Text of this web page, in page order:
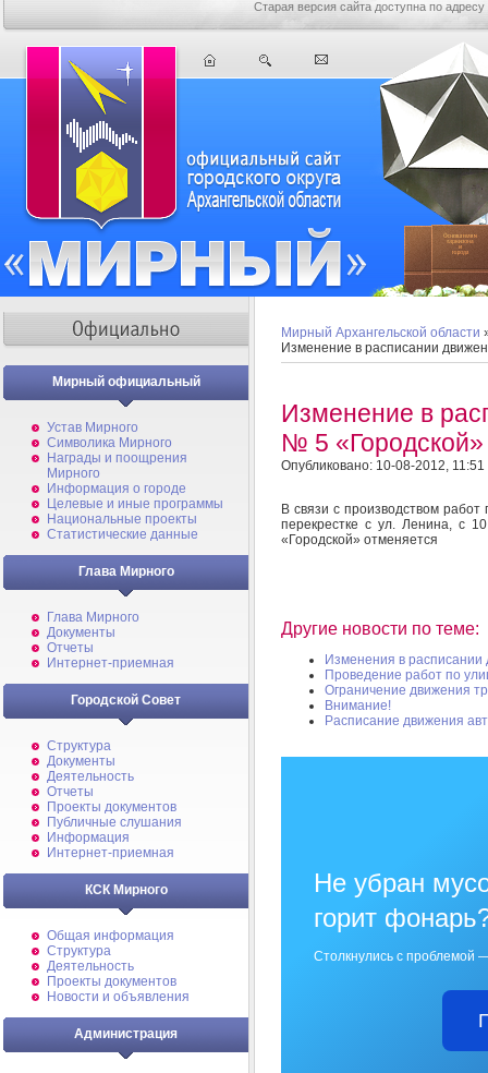
Старая версия сайта доступна по адресу
Мирный официальный
Устав Мирного
Символика Мирного
Награды и поощрения
Мирного
Информация о городе
Целевые и иные программы
Национальные проекты
Статистические данные
Глава Мирного
Глава Мирного
Документы
Отчеты
Интернет-приемная
Городской Совет
Структура
Документы
Деятельность
Отчеты
Проекты документов
Публичные слушания
Информация
Интернет-приемная
КСК Мирного
Общая информация
Структура
Деятельность
Проекты документов
Новости и объявления
Администрация
Мирный Архангельской области
Изменение в расписании
Изменение в
№ 5 «Городской»
Опубликовано: 10-08-2012, 11:51
В связи с производством
перекрестке с ул. Ленина, с
«Городской» отменяется
Другие новости по теме:
Изменения в
Проведение работ по
Ограничение движения
Внимание!
Расписание движения
Не убран
горит
Столкнулись с проблемой